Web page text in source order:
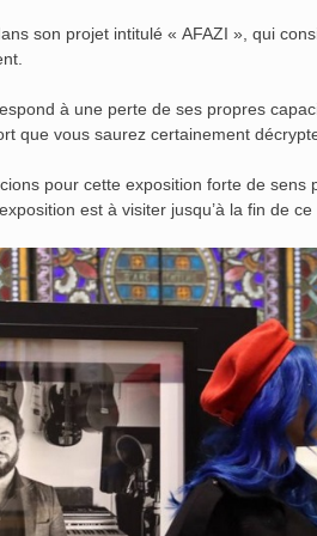
son projet intitulé « AFAZI », qui
à une perte de ses propres
que vous saurez certainement
pour cette exposition forte de
est à visiter jusqu’à la fin de